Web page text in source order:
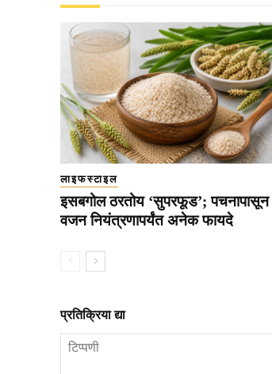
लाइफस्टाइल
इसबगोल ठरतोय ‘सुपरफूड’; पचनापासून
वजन नियंत्रणापर्यंत अनेक फायदे
प्रतिक्रिया द्या